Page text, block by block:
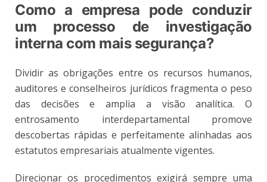
Como a empresa pode conduzir
um processo de investigação
interna com mais segurança?
Dividir as obrigações entre os recursos humanos,
auditores e conselheiros jurídicos fragmenta o peso
das decisões e amplia a visão analítica. O
entrosamento interdepartamental promove
descobertas rápidas e perfeitamente alinhadas aos
estatutos empresariais atualmente vigentes.
Direcionar os procedimentos exigirá sempre uma